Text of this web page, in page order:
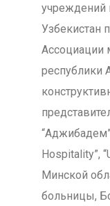
учреждений
Узбекистан
Ассоциации
республики
Hospitality”,
Минской
больницы,